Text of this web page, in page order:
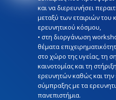
και να διερευνήσει
μεταξύ των εταιριών του
ερευνητικού κόσμου,
• στη διοργάνωση
θέματα
στο χώρο της υγείας, τη
καινοτομίας και τη
ερευνητών καθώς και την
σύμπραξης με τα
πανεπιστήμια.